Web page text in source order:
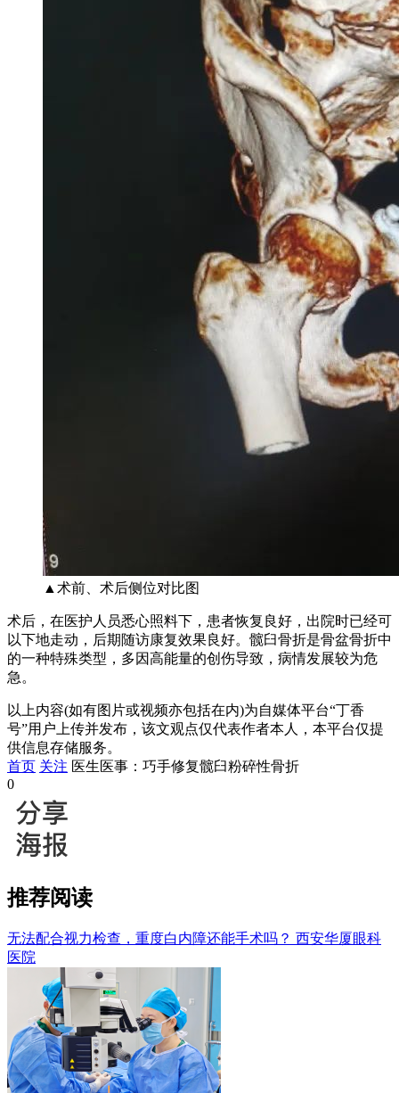
▲术前、术后侧位对比图
术后，在医护人员悉心照料下，患者恢复良好，出院时已经可
以下地走动，后期随访康复效果良好。髋臼骨折是骨盆骨折中
的一种特殊类型，多因高能量的创伤导致，病情发展较为危
急。
以上内容(如有图片或视频亦包括在内)为自媒体平台“丁香
号”用户上传并发布，该文观点仅代表作者本人，本平台仅提
供信息存储服务。
首页 关注 医生医事：巧手修复髋臼粉碎性骨折
0
推荐阅读
无法配合视力检查，重度白内障还能手术吗？ 西安华厦眼科
医院